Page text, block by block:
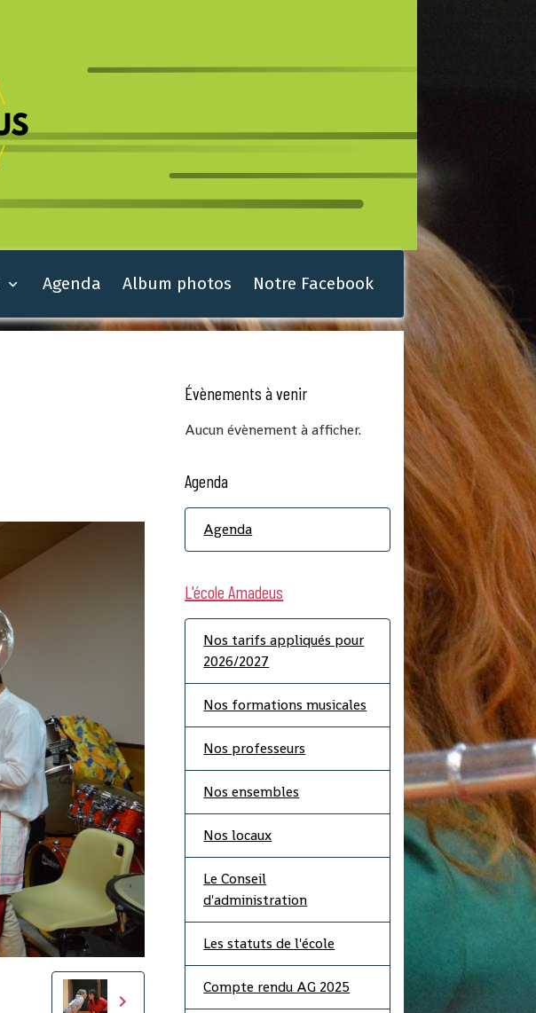
Agenda Album photos Notre Facebook
Évènements à venir
Aucun évènement à afficher.
Agenda
Agenda
L'école Amadeus
Nos tarifs appliqués pour
2026/2027
Nos formations musicales
Nos professeurs
Nos ensembles
Nos locaux
Le Conseil
d'administration
Les statuts de l'école
Compte rendu AG 2025